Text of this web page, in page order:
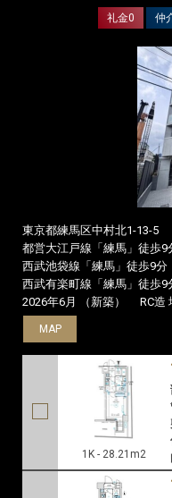
礼金0 仲
東京都練馬区中村北1-13-5
都営大江戸線「練馬」徒歩9
西武池袋線「練馬」徒歩9分
西武有楽町線「練馬」徒歩9
2026年6月 （新築）
RC造
MAP
1K - 28.21m2
MAP
MAP